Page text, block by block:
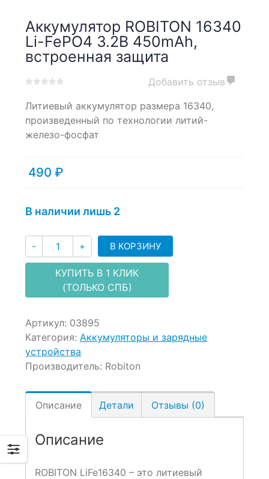
Аккумулятор ROBITON 16340
Li-FePO4 3.2В 450mAh,
встроенная защита
out
based
on
Добавить отзыв
Литиевый аккумулятор размера 16340,
произведенный по технологии литий-
железо-фосфат
490 ₽
В наличии лишь 2
- Количество
+ В КОРЗИНУ
КУПИТЬ В 1 КЛИК
(ТОЛЬКО СПБ)
Артикул: 03895
Категория: Аккумуляторы и зарядные
устройства
Производитель: Robiton
Описание Детали Отзывы (0)
Описание
ROBITON LiFe16340 – это литиевый